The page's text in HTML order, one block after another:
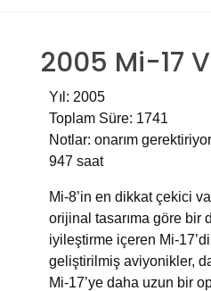
2005 Mi-17
Yıl: 2005
Toplam Süre: 1741
Notlar: onarım
947 saat
Mi-8’in en dikkat çekici
orijinal tasarıma göre bir
iyileştirme içeren Mi-
geliştirilmiş aviyonikler,
Mi-17’ye daha uzun bir